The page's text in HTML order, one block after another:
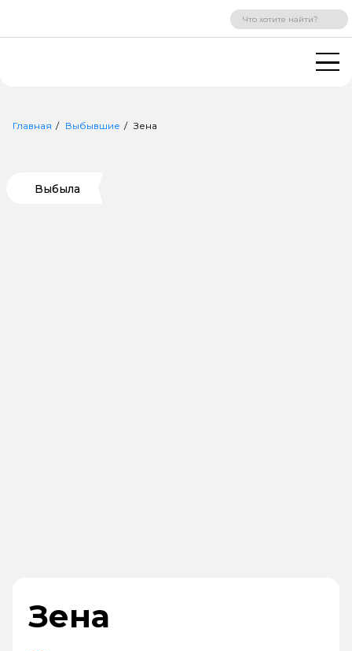
ВХОД РЕГИСТРАЦИЯ
Главная Выбывшие Зена
Выбыла
Зена